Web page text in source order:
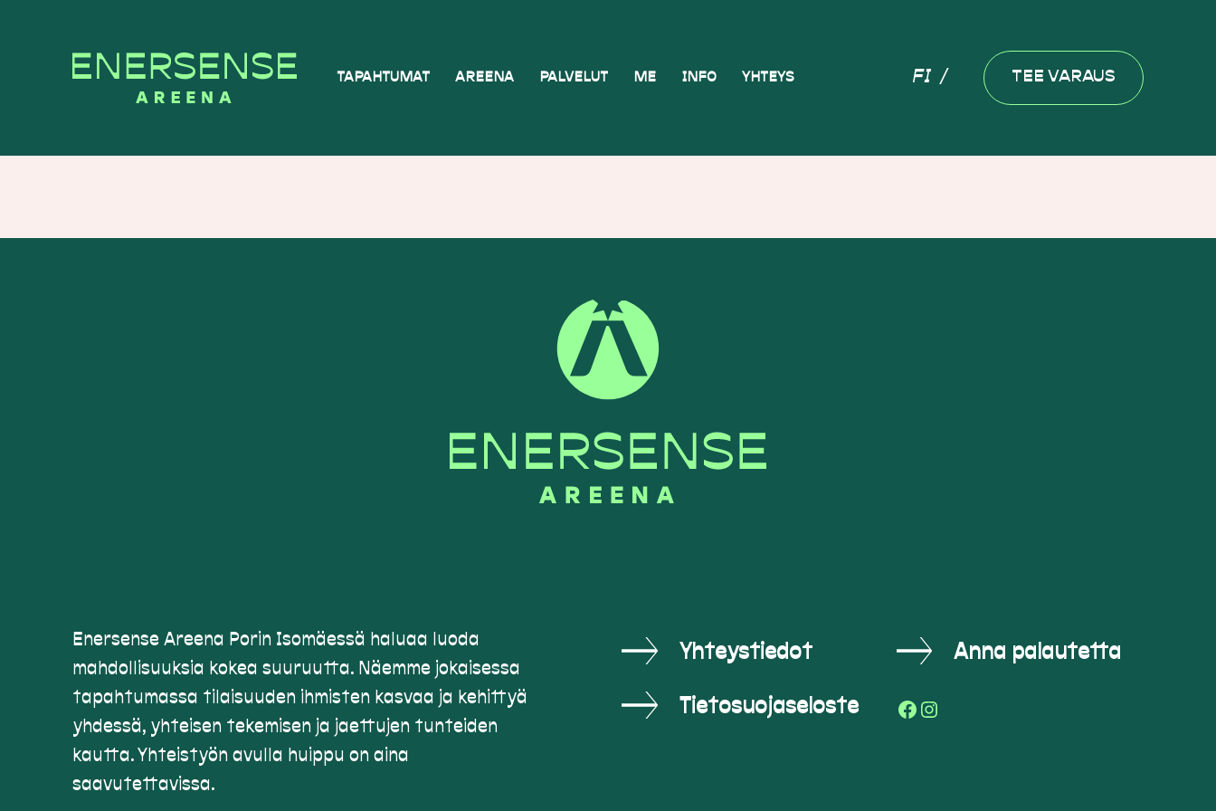
suoraan
TAPAHTUMAT AREENA PALVELUT ME INFO YHTEYS FI TEE VARAUS
Enersense Areena Porin Isomäessä haluaa luoda
mahdollisuuksia kokea suuruutta. Näemme jokaisessa
tapahtumassa tilaisuuden ihmisten kasvaa ja kehittyä
yhdessä, yhteisen tekemisen ja jaettujen tunteiden
kautta. Yhteistyön avulla huippu on aina
saavutettavissa.
Yhteystiedot
Tietosuojaseloste
Anna palautetta